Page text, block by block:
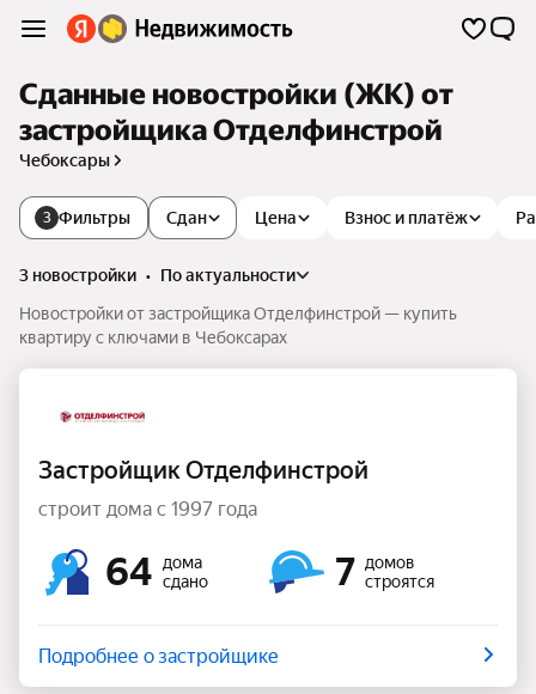
Сданные новостройки (ЖК) от
застройщика Отделфинстрой
Чебоксары
3 Фильтры Цена Взнос и платёж
Сдан
3 новостройки •
по актуальности
Новостройки от застройщика Отделфинстрой — купить
квартиру с ключами в Чебоксарах
Застройщик Отделфинстрой
строит дома с 1997 года
64
дома
сдано
7 домов
строятся
Подробнее о застройщике